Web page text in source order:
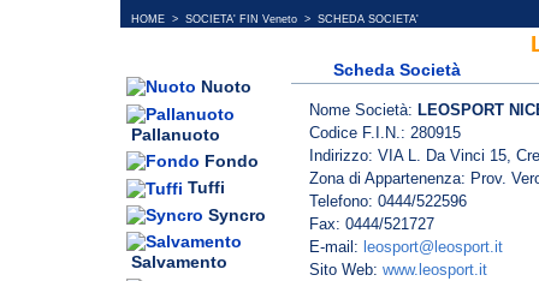
HOME > SOCIETA' FIN Veneto > SCHEDA SOCIETA'
Nuoto
Pallanuoto
Fondo
Tuffi
Syncro
Salvamento
Scheda Società
Nome Società: LEOSPORT
Codice F.I.N.: 280915
Indirizzo: VIA L. Da Vinci 15,
Zona di Appartenenza: Prov.
Telefono: 0444/522596
Fax: 0444/521727
E-mail: leosport@leosport.it
Sito Web: www.leosport.it